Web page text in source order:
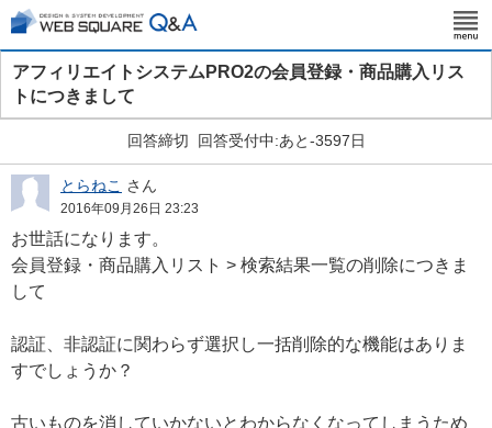
アフィリエイトシステムPRO2の会員登録・商品購入リス
トにつきまして
回答締切 回答受付中:あと-3597日
とらねこ さん
2016年09月26日 23:23
お世話になります。
会員登録・商品購入リスト > 検索結果一覧の削除につきま
して
認証、非認証に関わらず選択し一括削除的な機能はありま
すでしょうか？
古いものを消していかないとわからなくなってしまうため